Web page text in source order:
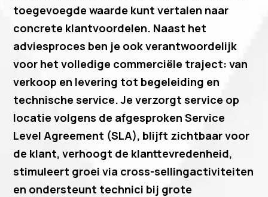
toegevoegde waarde kunt vertalen naar
concrete klantvoordelen. Naast het
adviesproces ben je ook verantwoordelijk
voor het volledige commerciële traject: van
verkoop en levering tot begeleiding en
technische service. Je verzorgt service op
locatie volgens de afgesproken Service
Level Agreement (SLA), blijft zichtbaar voor
de klant, verhoogt de klanttevredenheid,
stimuleert groei via cross-sellingactiviteiten
en ondersteunt technici bij grote